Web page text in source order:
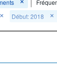
Début: 2018